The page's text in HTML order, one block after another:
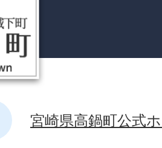
宮崎県高鍋町公式